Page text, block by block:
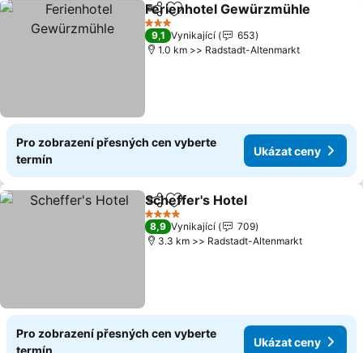
SdíletPřidat na seznam oblíbených
Ferienhotel Gewürzmühle
3 Počet hvězdiček
9,1 Vynikající
653
1.0 km >> Radstadt-Altenmarkt
Pro zobrazení přesných cen vyberte
termín
Ukázat ceny
SdíletPřidat na seznam oblíbených
Scheffer's Hotel
4 Počet hvězdiček
8,9 Vynikající
709
3.3 km >> Radstadt-Altenmarkt
Pro zobrazení přesných cen vyberte
termín
Ukázat ceny